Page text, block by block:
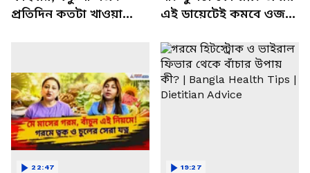
প্রতিদিন কতটা খাওয়া
এই ডায়েটেই কমবে ওজন!
Problem | Diet
22:47 19:27